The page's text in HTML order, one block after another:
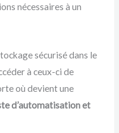
nécessaires à un
sécurisé dans le
à ceux-ci de
où devient une
d’automatisation et